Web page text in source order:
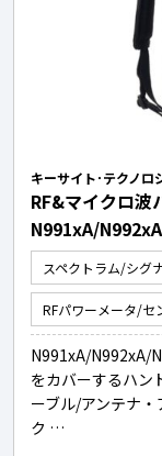
キーサイト･テクノロ
RF&マイクロ
N991xA/
スペクトラム/シグ
RFパワーメータ/セ
N991xA/N992xA/
をカバーするハン
ーブル/アンテナ
ク …